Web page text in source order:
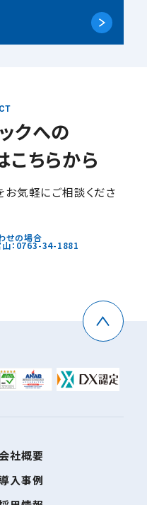
クへの
こちらから
お気軽にご相談くださ
せの場合
：0763-34-1881
会社概要
入事例